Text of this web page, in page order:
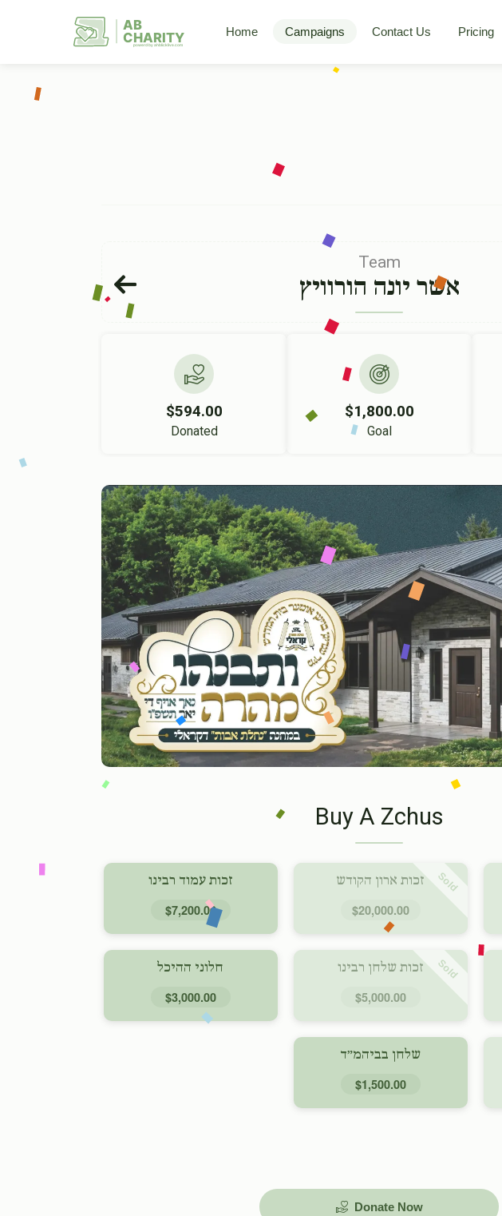
AB
CHARITY
powerd by ahblicklive.com
Home Campaigns Contact Us Pricing
Team
אשר יונה הורוויץ
$594.00
Donated
$1,800.00
Goal
Buy A Zchus
Sold זכות ארון הקודש
$20,000.00
זכות עמוד רבינו
$7,200.00
Sold זכות שלחן רבינו
$5,000.00
חלוני ההיכל
$3,000.00
שלחן בביהמ״ד
$1,500.00
Donate Now